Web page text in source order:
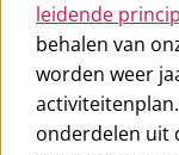
leidende
behalen van
worden weer
onderdelen uit